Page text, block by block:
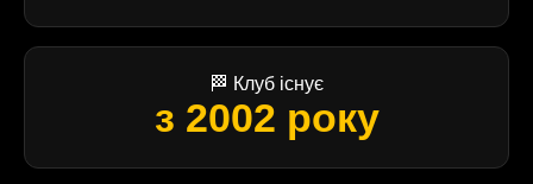
🏁 Клуб існує
з 2002 року